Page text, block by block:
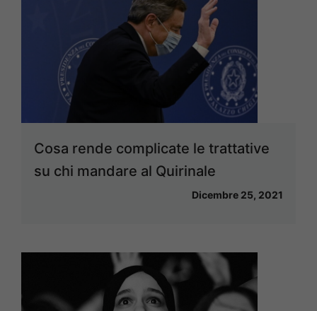
Cosa rende complicate le trattative
su chi mandare al Quirinale
Dicembre 25, 2021